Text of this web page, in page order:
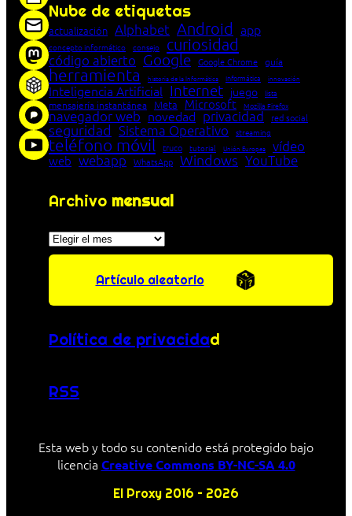
Nube de etiquetas
actualización Alphabet Android app
concepto informático consejo curiosidad
código abierto Google Google Chrome guía
herramienta historia de la Informática Informática innovación
Inteligencia Artificial Internet juego lista
mensajería instantánea Meta Microsoft Mozilla Firefox
navegador web novedad privacidad red social
seguridad Sistema Operativo streaming
teléfono móvil truco tutorial Unión Europea vídeo
web webapp WhatsApp Windows YouTube
Archivo mensual
Archivos
Artículo aleatorio
Política de privacidad
RSS
Esta web y todo su contenido está protegido bajo
licencia Creative Commons BY-NC-SA 4.0
El Proxy 2016 – 2026